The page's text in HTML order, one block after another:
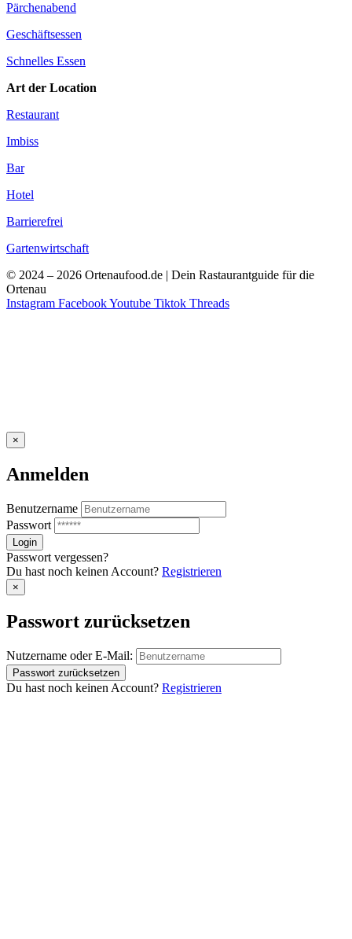
Pärchenabend
Geschäftsessen
Schnelles Essen
Art der Location
Restaurant
Imbiss
Bar
Hotel
Barrierefrei
Gartenwirtschaft
© 2024 – 2026 Ortenaufood.de | Dein Rastaurantguide für die
Ortenau
Instagram FacebookYoutube Tiktok Threads
×
Anmelden
Benutzername
Passwort
Passwort vergessen?
Du hast noch keinen Account? Registrieren
×
Passwort zurücksetzen
Nutzername oder E-Mail:
Du hast noch keinen Account? Registrieren